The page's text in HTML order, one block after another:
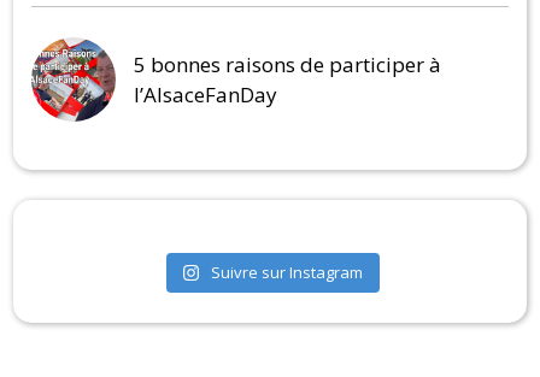
5 bonnes raisons de participer à
l’AlsaceFanDay
Suivre sur Instagram